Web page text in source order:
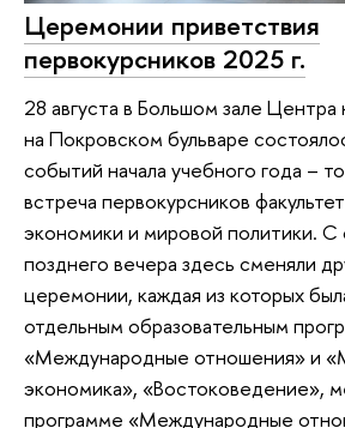
Церемонии приветствия
первокурсников 2025 г.
28 августа в Большом зале
на Покровском бульваре
событий начала учебного года –
встреча первокурсников
экономики и мировой политики. С
позднего вечера здесь сменяли
церемонии, каждая из которых
отдельным образовательным
«Международные отношения» и
экономика», «Востоковедение»,
программе «Международные